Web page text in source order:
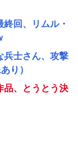
終回、リムル・
兵士さん、攻撃
り）
品、とうとう決